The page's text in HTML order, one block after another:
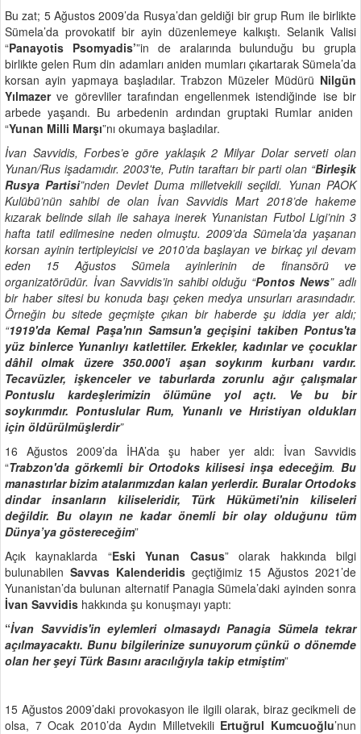
Bu zat; 5 Ağustos 2009’da Rusya’dan geldiği bir grup Rum ile birlikte
Sümela’da provokatif bir ayin düzenlemeye kalkıştı. Selanik Valisi
“Panayotis Psomyadis’”in de aralarında bulunduğu bu grupla
birlikte gelen Rum din adamları aniden mumları çıkartarak Sümela’da
korsan ayin yapmaya başladılar. Trabzon Müzeler Müdürü Nilgün
Yılmazerve görevliler tarafından engellenmek istendiğinde ise bir
arbede yaşandı. Bu arbedenin ardından gruptaki Rumlar aniden
“Yunan Milli Marşı”nı okumaya başladılar.
İvan Savvidis, Forbes’e göre yaklaşık 2 Milyar Dolar serveti olan
Yunan/Rus işadamıdır. 2003'te, Putin taraftarı bir parti olan “Birleşik
Rusya Partisi”nden Devlet Duma milletvekili seçildi. Yunan PAOK
Kulübü’nün sahibi de olan İvan Savvidis Mart 2018’de hakeme
kızarak belinde silah ile sahaya inerek Yunanistan Futbol Ligi’nin 3
hafta tatil edilmesine neden olmuştu. 2009’da Sümela’da yaşanan
korsan ayinin tertipleyicisi ve 2010’da başlayan ve birkaç yıl devam
eden 15 Ağustos Sümela ayinlerinin de finansörü ve
organizatörüdür. İvan Savvidis’in sahibi olduğu “Pontos News” adlı
bir haber sitesi bu konuda başı çeken medya unsurları arasındadır.
Örneğin bu sitede geçmişte çıkan bir haberde şu iddia yer aldı;
“1919'da Kemal Paşa'nın Samsun'a geçişini takiben Pontus'ta
yüz binlerce Yunanlıyı katlettiler. Erkekler, kadınlar ve çocuklar
dâhil olmak üzere 350.000'i aşan soykırım kurbanı vardır.
Tecavüzler, işkenceler ve taburlarda zorunlu ağır çalışmalar
Pontuslu kardeşlerimizin ölümüne yol açtı. Ve bu bir
soykırımdır. Pontuslular Rum, Yunanlı ve Hıristiyan oldukları
için öldürülmüşlerdir”
16 Ağustos 2009’da İHA’da şu haber yer aldı: İvan Savvidis
“Trabzon'da görkemli bir Ortodoks kilisesi inşa edeceğim. Bu
manastırlar bizim atalarımızdan kalan yerlerdir. Buralar Ortodoks
dindar insanların kiliseleridir, Türk Hükümeti'nin kiliseleri
değildir. Bu olayın ne kadar önemli bir olay olduğunu tüm
Dünya’ya göstereceğim”
Açık kaynaklarda “Eski Yunan Casus” olarak hakkında bilgi
bulunabilen Savvas Kalenderidis geçtiğimiz 15 Ağustos 2021’de
Yunanistan’da bulunan alternatif Panagia Sümela’daki ayinden sonra
İvan Savvidis hakkında şu konuşmayı yaptı:
“İvan Savvidis'in eylemleri olmasaydı Panagia Sümela tekrar
açılmayacaktı. Bunu bilgilerinize sunuyorum çünkü o dönemde
olan her şeyi Türk Basını aracılığıyla takip etmiştim”
15 Ağustos 2009’daki provokasyon ile ilgili olarak, biraz gecikmeli de
olsa, 7 Ocak 2010’da Aydın Milletvekili Ertuğrul Kumcuoğlu’nun